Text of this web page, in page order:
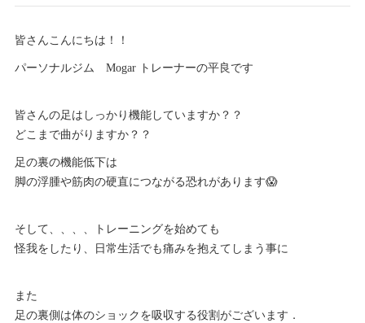
皆さんこんにちは！！
パーソナルジム Mogar トレーナーの平良です
皆さんの足はしっかり機能していますか？？
どこまで曲がりますか？？
足の裏の機能低下は
脚の浮腫や筋肉の硬直につながる恐れがあります😱
そして、、、、トレーニングを始めても
怪我をしたり、日常生活でも痛みを抱えてしまう事に
また
足の裏側は体のショックを吸収する役割がございます．